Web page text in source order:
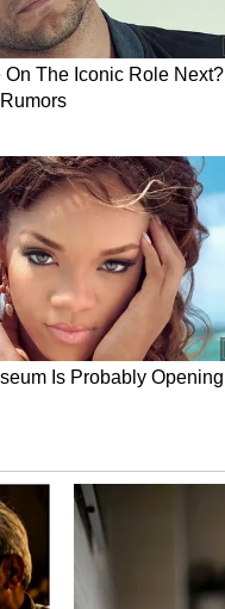
வங்கி அதைக் கேட்க
வேலை
குடும்பச் செலவுகள்
வங்கிகள் மாதத்